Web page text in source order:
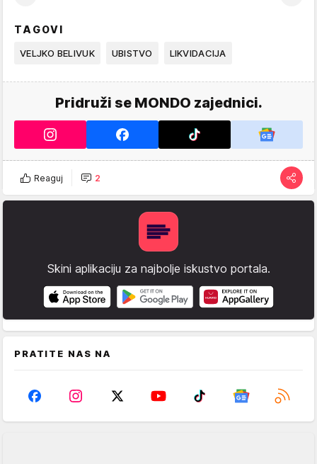
TAGOVI
VELJKO BELIVUK UBISTVO LIKVIDACIJA
Pridruži se MONDO zajednici.
Reaguj 2
Skini aplikaciju za najbolje iskustvo portala.
PRATITE NAS NA